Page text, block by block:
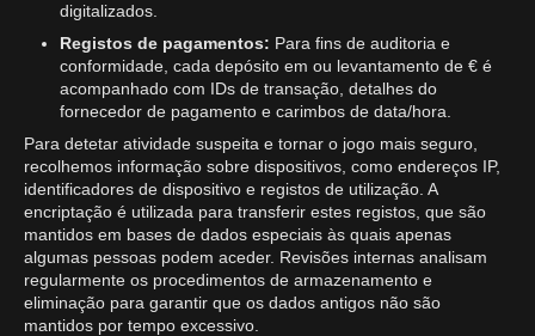
digitalizados.
Registos de pagamentos: Para fins de auditoria e
conformidade, cada depósito em ou levantamento de € é
acompanhado com IDs de transação, detalhes do
fornecedor de pagamento e carimbos de data/hora.
Para detetar atividade suspeita e tornar o jogo mais seguro,
recolhemos informação sobre dispositivos, como endereços IP,
identificadores de dispositivo e registos de utilização. A
encriptação é utilizada para transferir estes registos, que são
mantidos em bases de dados especiais às quais apenas
algumas pessoas podem aceder. Revisões internas analisam
regularmente os procedimentos de armazenamento e
eliminação para garantir que os dados antigos não são
mantidos por tempo excessivo.